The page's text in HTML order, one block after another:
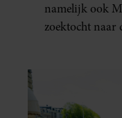
namelijk ook
zoektocht naar